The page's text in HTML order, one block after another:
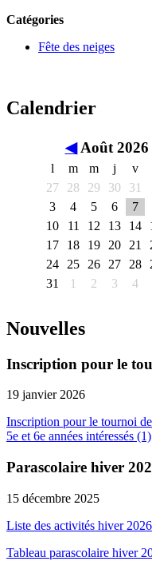
Catégories
Fête des neiges
Calendrier
◀ Août 2026
l m m j v
27
28 29 30 31
3
4 5 6 7
10
11 12 13 14
17
18 19 20 21
24
25 26 27 28
31
1 2 3 4
Nouvelles
Inscription pour le
19 janvier 2026
Inscription pour le tournoi
5e et 6e années intéressés (1)
Parascolaire hiver
15 décembre 2025
Liste des activités hiver 2026
Tableau parascolaire hiver